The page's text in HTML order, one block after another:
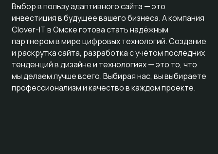
Выбор в пользу адаптивного сайта — это
инвестиция в будущее вашего бизнеса. А компания
Clover-IT в Омске готова стать надёжным
партнером в мире цифровых технологий. Создание
и раскрутка сайта, разработка с учётом последних
тенденций в дизайне и технологиях — это то, что
мы делаем лучше всего. Выбирая нас, вы выбираете
профессионализм и качество в каждом проекте.